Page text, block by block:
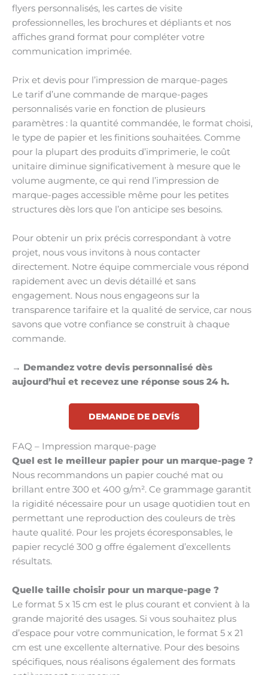
flyers personnalisés, les cartes de visite
professionnelles, les brochures et dépliants et nos
affiches grand format pour compléter votre
communication imprimée.
Prix et devis pour l’impression de marque-pages
Le tarif d’une commande de marque-pages
personnalisés varie en fonction de plusieurs
paramètres : la quantité commandée, le format choisi,
le type de papier et les finitions souhaitées. Comme
pour la plupart des produits d’imprimerie, le coût
unitaire diminue significativement à mesure que le
volume augmente, ce qui rend l’impression de
marque-pages accessible même pour les petites
structures dès lors que l’on anticipe ses besoins.
Pour obtenir un prix précis correspondant à votre
projet, nous vous invitons à nous contacter
directement. Notre équipe commerciale vous répond
rapidement avec un devis détaillé et sans
engagement. Nous nous engageons sur la
transparence tarifaire et la qualité de service, car nous
savons que votre confiance se construit à chaque
commande.
→ Demandez votre devis personnalisé dès
aujourd’hui et recevez une réponse sous 24 h.
DEMANDE DE DEVÍS
FAQ – Impression marque-page
Quel est le meilleur papier pour un marque-page ?
Nous recommandons un papier couché mat ou
brillant entre 300 et 400 g/m². Ce grammage garantit
la rigidité nécessaire pour un usage quotidien tout en
permettant une reproduction des couleurs de très
haute qualité. Pour les projets écoresponsables, le
papier recyclé 300 g offre également d’excellents
résultats.
Quelle taille choisir pour un marque-page ?
Le format 5 x 15 cm est le plus courant et convient à la
grande majorité des usages. Si vous souhaitez plus
d’espace pour votre communication, le format 5 x 21
cm est une excellente alternative. Pour des besoins
spécifiques, nous réalisons également des formats